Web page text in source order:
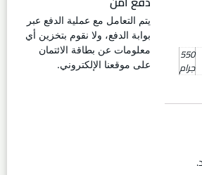
550
جرام
يتم التعامل مع عملية الدفع عبر
بوابة الدفع، ولا نقوم بتخزين أي
معلومات عن بطاقة الائتمان
على موقعنا الإلكتروني.